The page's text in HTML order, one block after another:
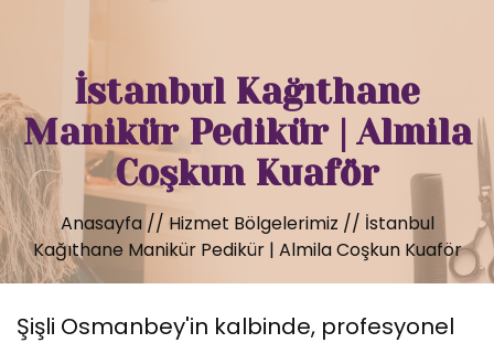
İstanbul Kağıthane
Manikür Pedikür | Almila
Coşkun Kuaför
Anasayfa // Hizmet Bölgelerimiz // İstanbul
Kağıthane Manikür Pedikür | Almila Coşkun Kuaför
Şişli Osmanbey'in kalbinde, profesyonel